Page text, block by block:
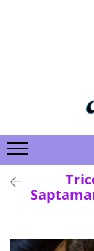
GENTI DE